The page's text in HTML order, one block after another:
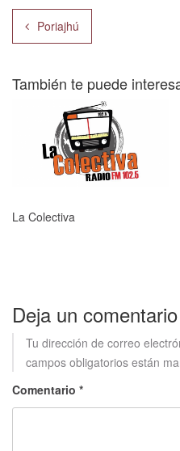
Navegación
de
entradas
Poriajhú
También te puede
La Colectiva
Deja un comentario
Tu dirección de correo
campos obligatorios están
Comentario *